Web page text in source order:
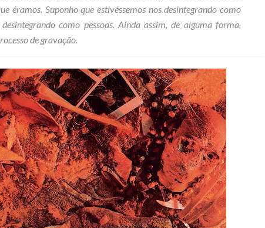
éramos. Suponho que estivéssemos nos desintegrando como
como pessoas. Ainda assim, de alguma forma,
de gravação.